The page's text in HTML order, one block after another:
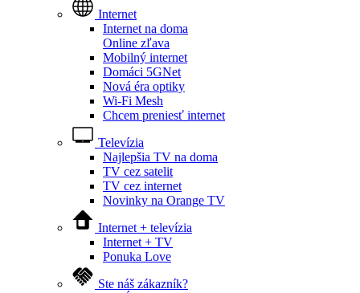
Internet
Internet na doma
Online zľava
Mobilný internet
Domáci 5GNet
Nová éra optiky
Wi-Fi Mesh
Chcem preniesť internet
Televízia
Najlepšia TV na doma
TV cez satelit
TV cez internet
Novinky na Orange TV
Internet + televízia
Internet + TV
Ponuka Love
Ste náš zákazník?